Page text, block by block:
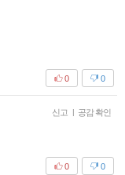
0
0
신고 | 공감 확인
0
0